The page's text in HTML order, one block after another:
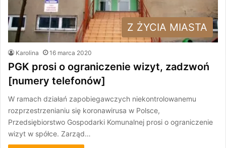
Z ŻYCIA MIASTA
Karolina 16 marca 2020
PGK prosi o ograniczenie wizyt, zadzwoń
[numery telefonów]
W ramach działań zapobiegawczych niekontrolowanemu
rozprzestrzenianiu się koronawirusa w Polsce,
Przedsiębiorstwo Gospodarki Komunalnej prosi o ograniczenie
wizyt w spółce. Zarząd…